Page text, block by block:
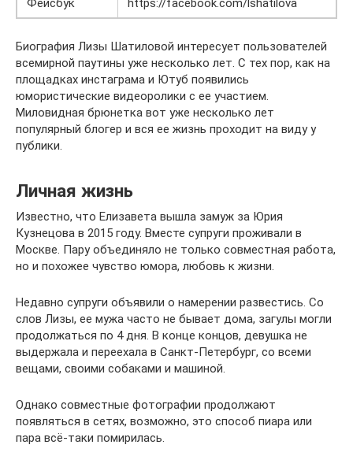
Фейсбук https://facebook.com/lshatilova
Биография Лизы Шатиловой интересует пользователей
всемирной паутины уже несколько лет. С тех пор, как на
площадках инстаграма и Ютуб появились
юмористические видеоролики с ее участием.
Миловидная брюнетка вот уже несколько лет
популярный блогер и вся ее жизнь проходит на виду у
публики.
Личная жизнь
Известно, что Елизавета вышла замуж за Юрия
Кузнецова в 2015 году. Вместе супруги проживали в
Москве. Пару объединяло не только совместная работа,
но и похожее чувство юмора, любовь к жизни.
Недавно супруги объявили о намерении развестись. Со
слов Лизы, ее мужа часто не бывает дома, загулы могли
продолжаться по 4 дня. В конце концов, девушка не
выдержала и переехала в Санкт-Петербург, со всеми
вещами, своими собаками и машиной.
Однако совместные фотографии продолжают
появляться в сетях, возможно, это способ пиара или
пара всё-таки помирилась.